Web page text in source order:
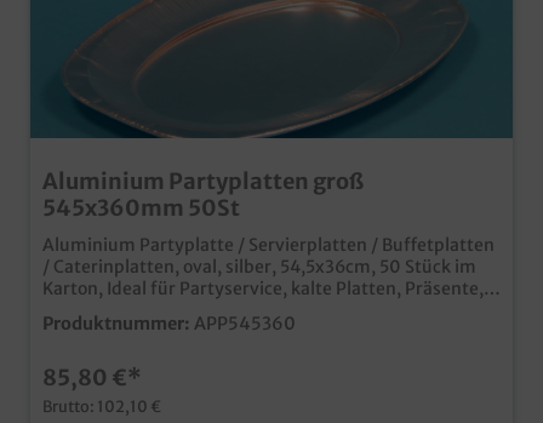
Aluminium Partyplatten groß
545x360mm 50St
Aluminium Partyplatte / Servierplatten / Buffetplatten
/ Caterinplatten, oval, silber, 54,5x36cm, 50 Stück im
Karton, Ideal für Partyservice, kalte Platten, Präsente,
Empfänge, usw., abwaschbar passender Transport-
und Schaukarton erhältlich (APPK)
Produktnummer: APP545360
85,80 €*
Brutto: 102,10 €